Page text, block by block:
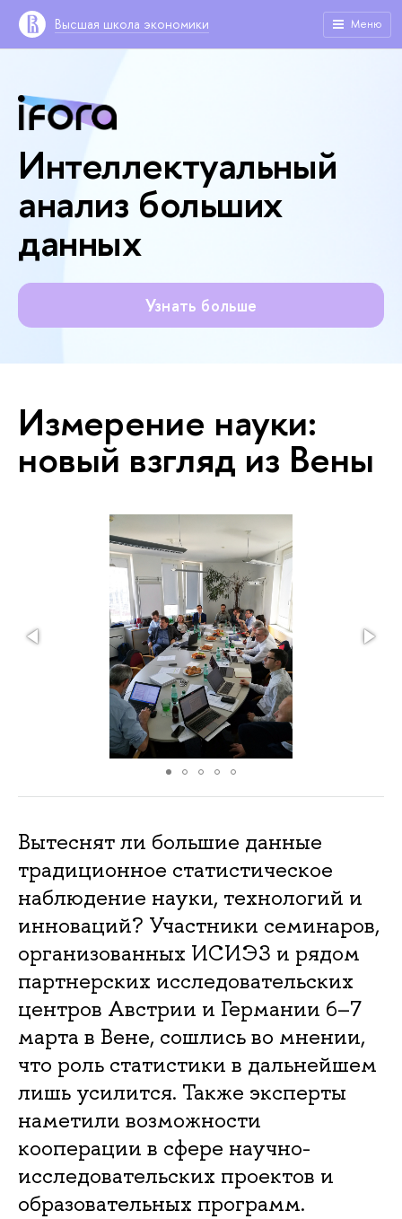
Высшая школа экономики Меню
Интеллектуальный
анализ больших
данных
Узнать больше
Измерение науки:
новый взгляд из Вены
Вытеснят ли большие данные
традиционное статистическое
наблюдение науки, технологий и
инноваций? Участники семинаров,
организованных ИСИЭЗ и рядом
партнерских исследовательских
центров Австрии и Германии 6–7
марта в Вене, сошлись во мнении,
что роль статистики в дальнейшем
лишь усилится. Также эксперты
наметили возможности
кооперации в сфере научно-
исследовательских проектов и
образовательных программ.